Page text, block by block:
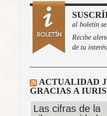
al boletín
Recibe
de tu interés
ACTUALIDAD
GRACIAS A
Las cifras de la